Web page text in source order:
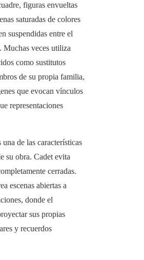
figuras envueltas
saturadas de colores
suspendidas entre el
Muchas veces utiliza
como sustitutos
de su propia familia,
que evocan vínculos
representaciones
una de las características
su obra. Cadet evita
cerradas.
escenas abiertas a
donde el
sus propias
y recuerdos